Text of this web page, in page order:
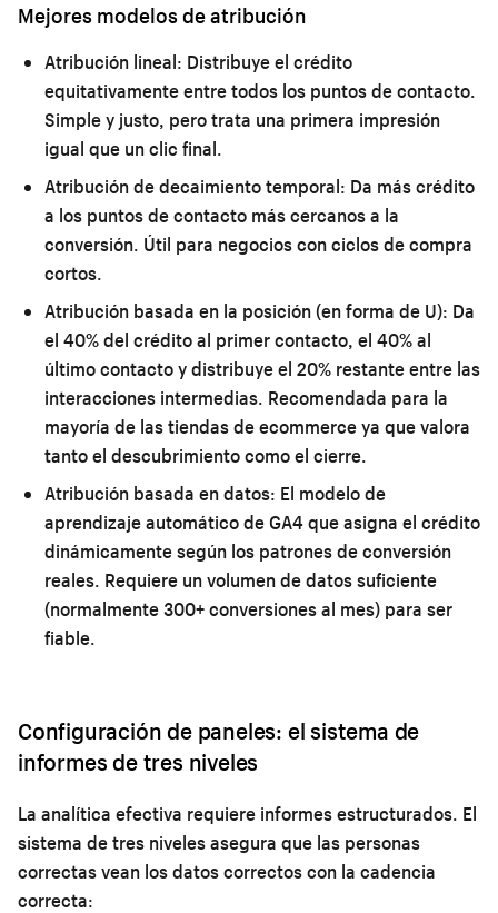
Mejores modelos de atribución
Atribución lineal: Distribuye el crédito
equitativamente entre todos los puntos de contacto.
Simple y justo, pero trata una primera impresión
igual que un clic final.
Atribución de decaimiento temporal: Da más crédito
a los puntos de contacto más cercanos a la
conversión. Útil para negocios con ciclos de compra
cortos.
Atribución basada en la posición (en forma de U): Da
el 40% del crédito al primer contacto, el 40% al
último contacto y distribuye el 20% restante entre las
interacciones intermedias. Recomendada para la
mayoría de las tiendas de ecommerce ya que valora
tanto el descubrimiento como el cierre.
Atribución basada en datos: El modelo de
aprendizaje automático de GA4 que asigna el crédito
dinámicamente según los patrones de conversión
reales. Requiere un volumen de datos suficiente
(normalmente 300+ conversiones al mes) para ser
fiable.
Configuración de paneles: el sistema de
informes de tres niveles
La analítica efectiva requiere informes estructurados. El
sistema de tres niveles asegura que las personas
correctas vean los datos correctos con la cadencia
correcta: